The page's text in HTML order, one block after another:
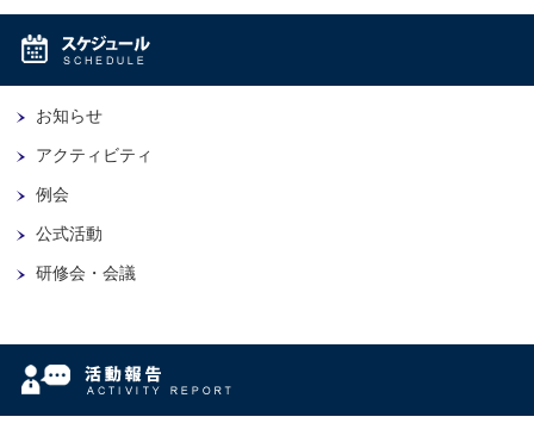
お知らせ
アクティビティ
例会
公式活動
研修会・会議